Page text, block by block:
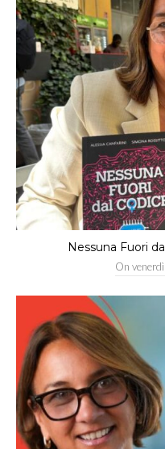
Nessuna Fuori
On